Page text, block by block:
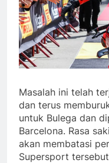
Masalah ini telah
dan terus
untuk Bulega dan
Barcelona. ​​​​Rasa
akan membatasi
Supersport